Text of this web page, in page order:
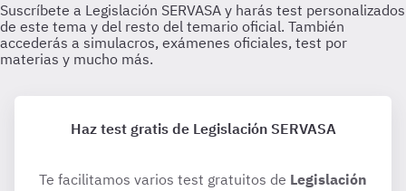
Haz test gratis de Legislación SERVASA
Te facilitamos varios test gratuitos de Legislación